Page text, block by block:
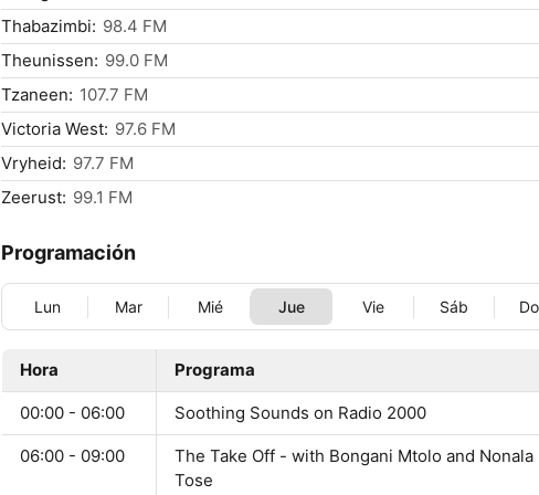
Thabazimbi: 98.4 FM
Theunissen: 99.0 FM
Tzaneen: 107.7 FM
Victoria West: 97.6 FM
Vryheid: 97.7 FM
Zeerust: 99.1 FM
Programación
Lun Mar Mié Jue Vie Sáb
Hora Programa
00:00 - 06:00 Soothing Sounds on Radio 2000
06:00 - 09:00
The Take Off - with Bongani Mtolo and Nonala
Tose